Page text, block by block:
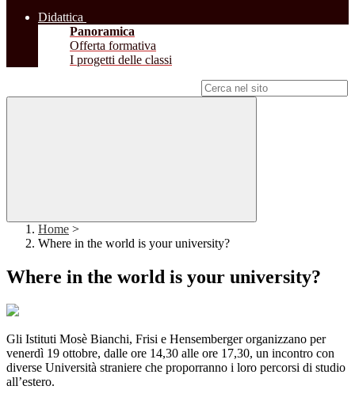
Didattica
Panoramica
Offerta formativa
I progetti delle classi
Home >
Where in the world is your university?
Where in the world is your university?
Gli Istituti Mosè Bianchi, Frisi e Hensemberger organizzano per
venerdì 19 ottobre, dalle ore 14,30 alle ore 17,30, un incontro con
diverse Università straniere che proporranno i loro percorsi di studio
all’estero.